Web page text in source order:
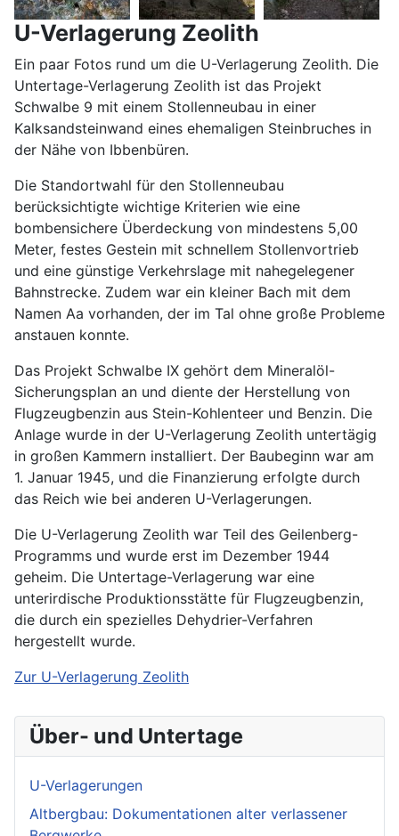
U-Verlagerung Zeolith
Ein paar Fotos rund um die U-Verlagerung Zeolith. Die
Untertage-Verlagerung Zeolith ist das Projekt
Schwalbe 9 mit einem Stollenneubau in einer
Kalksandsteinwand eines ehemaligen Steinbruches in
der Nähe von Ibbenbüren.
Die Standortwahl für den Stollenneubau
berücksichtigte wichtige Kriterien wie eine
bombensichere Überdeckung von mindestens 5,00
Meter, festes Gestein mit schnellem Stollenvortrieb
und eine günstige Verkehrslage mit nahegelegener
Bahnstrecke. Zudem war ein kleiner Bach mit dem
Namen Aa vorhanden, der im Tal ohne große Probleme
anstauen konnte.
Das Projekt Schwalbe IX gehört dem Mineralöl-
Sicherungsplan an und diente der Herstellung von
Flugzeugbenzin aus Stein-Kohlenteer und Benzin. Die
Anlage wurde in der U-Verlagerung Zeolith untertägig
in großen Kammern installiert. Der Baubeginn war am
1. Januar 1945, und die Finanzierung erfolgte durch
das Reich wie bei anderen U-Verlagerungen.
Die U-Verlagerung Zeolith war Teil des Geilenberg-
Programms und wurde erst im Dezember 1944
geheim. Die Untertage-Verlagerung war eine
unterirdische Produktionsstätte für Flugzeugbenzin,
die durch ein spezielles Dehydrier-Verfahren
hergestellt wurde.
Zur U-Verlagerung Zeolith
Über- und Untertage
U-Verlagerungen
Altbergbau: Dokumentationen alter verlassener